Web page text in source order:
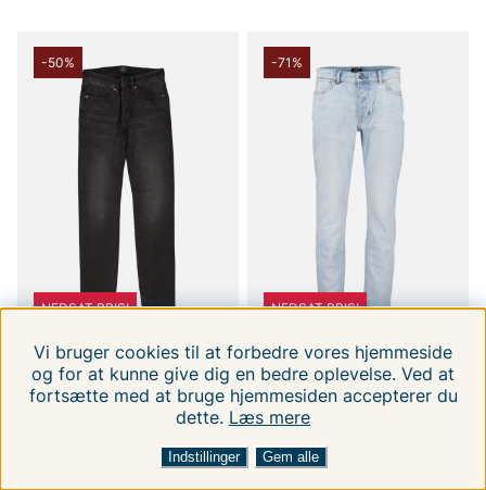
FILTRERA EFTER SORTER EFTER:
-50%
NEDSAT PRIS!
NEUW
Iggy Skinny
W30L30 W32L30 W34L30
919 DKK
-71%
NEDSAT PRIS!
NEUW
Ray Straight Alleyways
W28L32 W29L32
289 DKK
Vi bruger cookies til at forbedre vores hjemmeside
og for at kunne give dig en bedre oplevelse. Ved at
fortsætte med at bruge hjemmesiden accepterer du
dette. Læs mere
Indstillinger Gem alle